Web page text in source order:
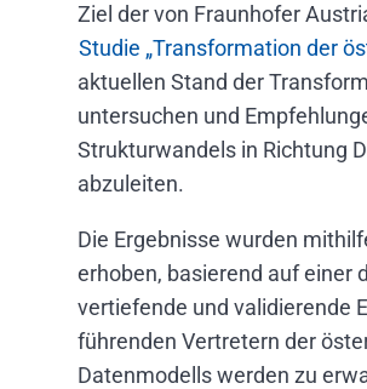
Ziel der von Fraunhofer
Studie „Transformation der
aktuellen Stand der
untersuchen und
Strukturwandels in Richtung
abzuleiten.
Die Ergebnisse wurden
erhoben, basierend auf einer
vertiefende und validierende
führenden Vertretern der
Datenmodells werden zu